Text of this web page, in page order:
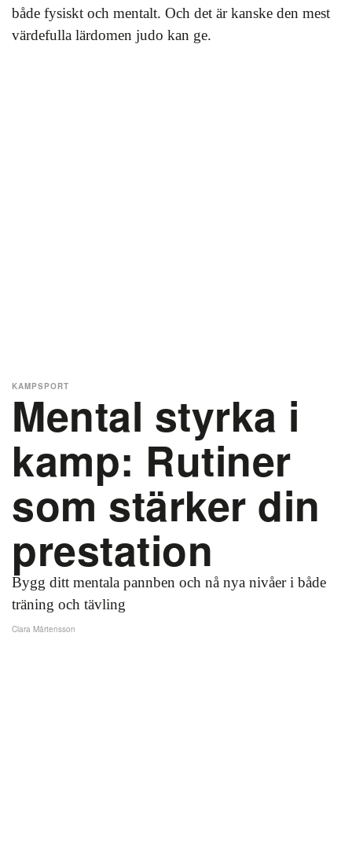
både fysiskt och mentalt. Och det är kanske den mest
värdefulla lärdomen judo kan ge.
Mental styrka i
kamp: Rutiner
som stärker din
prestation
Bygg ditt mentala pannben och nå nya nivåer i både
träning och tävling
KAMPSPORT
Clara Mårtensson